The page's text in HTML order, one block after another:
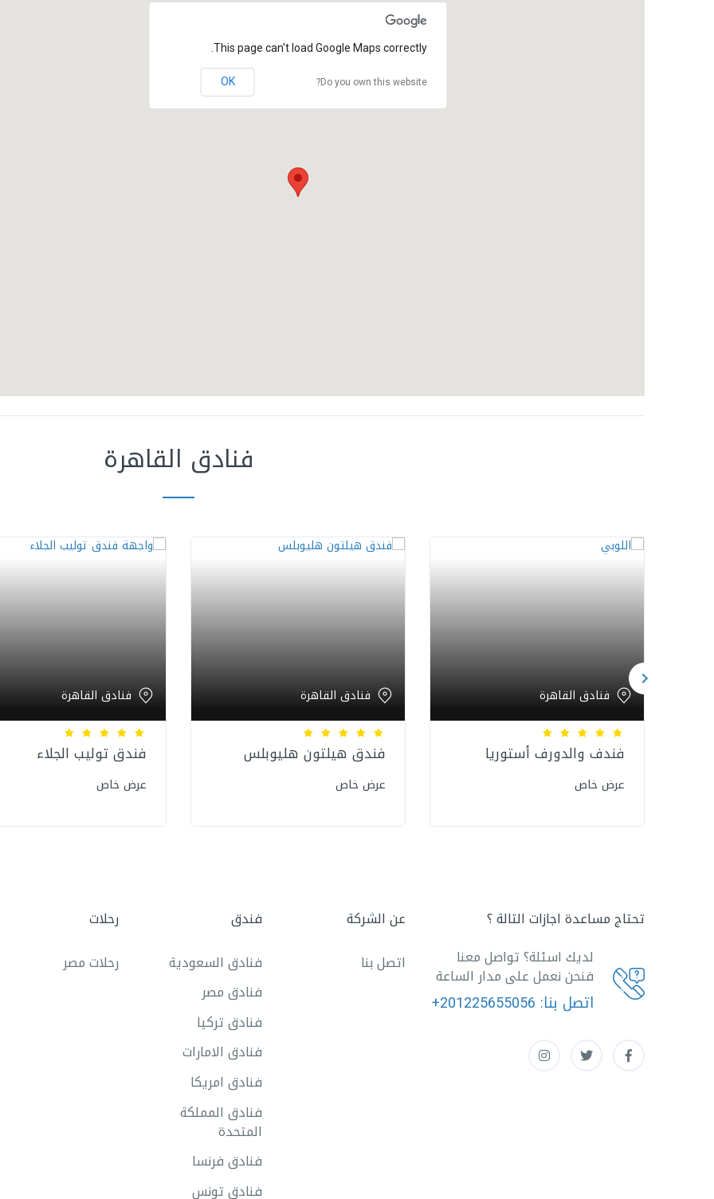
This page can't load Google Maps correctly.
Do you own this website?
OK
فنادق القاهرة
فنادق القاهرة
فندف والدورف أستوريا
عرض خاص
فنادق القاهرة
فندق هيلتون هليوبلس
عرض خاص
فنادق القاهرة
فندق توليب الجلاء
عرض خاص
تحتاج مساعدة اجازات التالة ؟
لديك اسئلة؟ تواصل معنا
فنحن نعمل على مدار الساعة
اتصل بنا: +201225655056
عن الشركة
اتصل بنا
فندق
فنادق السعودية
فنادق مصر
فنادق تركيا
فنادق الامارات
فنادق امريكا
فنادق المملكة
المتحدة
فنادق فرنسا
فنادق تونس
رحلات
رحلات مصر